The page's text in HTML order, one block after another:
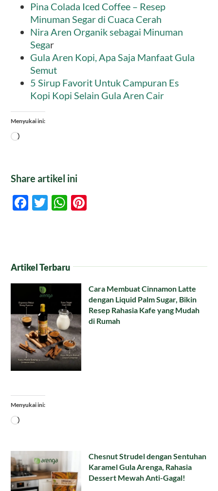
Pina Colada Iced Coffee – Resep
Minuman Segar di Cuaca Cerah
Nira Aren Organik sebagai Minuman
Segar
Gula Aren Kopi, Apa Saja Manfaat Gula
Semut
5 Sirup Favorit Untuk Campuran Es
Kopi Kopi Selain Gula Aren Cair
Menyukai ini:
Memuat...
Share artikel ini
Facebook
TwitterWhatsApp
Artikel Terbaru
Cara Membuat Cinnamon Latte
dengan Liquid Palm Sugar, Bikin
Resep Rahasia Kafe yang Mudah
di Rumah
Menyukai ini:
Memuat...
Chesnut Strudel dengan Sentuhan
Karamel Gula Arenga, Rahasia
Dessert Mewah Anti-Gagal!